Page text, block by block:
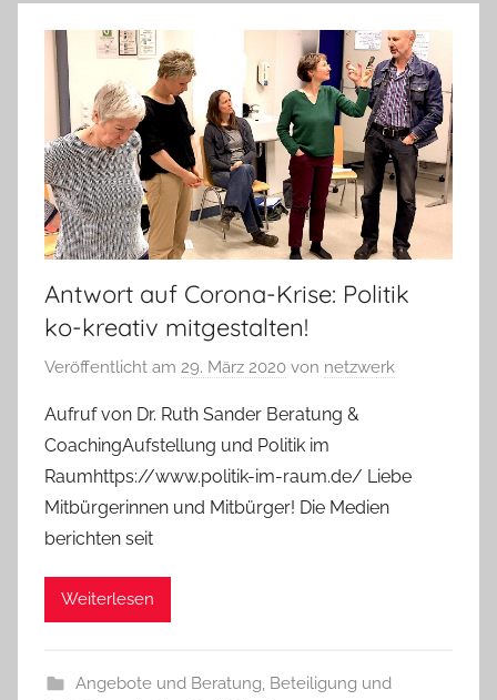
Antwort auf Corona-Krise: Politik
ko-kreativ mitgestalten!
Veröffentlicht am 29. März 2020 von netzwerk
Aufruf von Dr. Ruth Sander Beratung &
CoachingAufstellung und Politik im
Raumhttps://www.politik-im-raum.de/ Liebe
Mitbürgerinnen und Mitbürger! Die Medien
berichten seit
Weiterlesen
Angebote und Beratung, Beteiligung und